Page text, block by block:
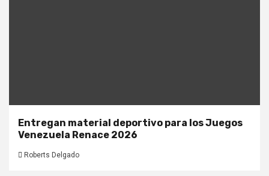
Entregan material deportivo para los Juegos
Venezuela Renace 2026
Roberts Delgado